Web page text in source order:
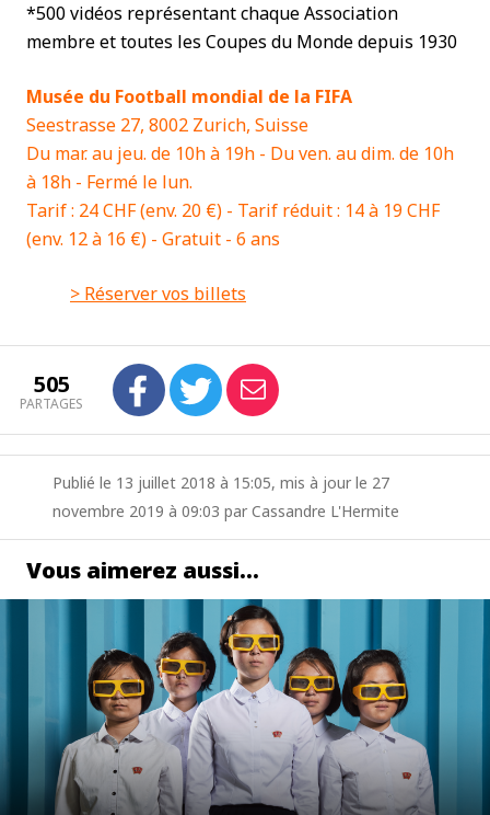
*500 vidéos représentant chaque Association
membre et toutes les Coupes du Monde depuis 1930
Musée du Football mondial de la FIFA
Seestrasse 27, 8002 Zurich, Suisse
Du mar. au jeu. de 10h à 19h - Du ven. au dim. de 10h
à 18h - Fermé le lun.
Tarif : 24 CHF (env. 20 €) - Tarif réduit : 14 à 19 CHF
(env. 12 à 16 €) - Gratuit - 6 ans
> Réserver vos billets
505
PARTAGES
Publié le 13 juillet 2018 à 15:05, mis à jour le 27
novembre 2019 à 09:03 par Cassandre L'Hermite
Vous aimerez aussi…